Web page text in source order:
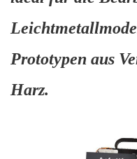
Prototypen aus
Harz.